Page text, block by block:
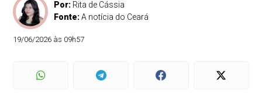
Por: Rita de Cássia
Fonte:A notícia do Ceará
19/06/2026 às 09h57